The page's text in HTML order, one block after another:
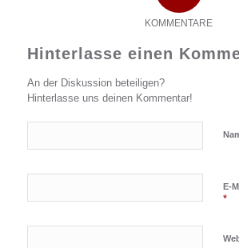
KOMMENTARE
Hinterlasse einen
An der Diskussion beteiligen?
Hinterlasse uns deinen Kommentar!
E-
*